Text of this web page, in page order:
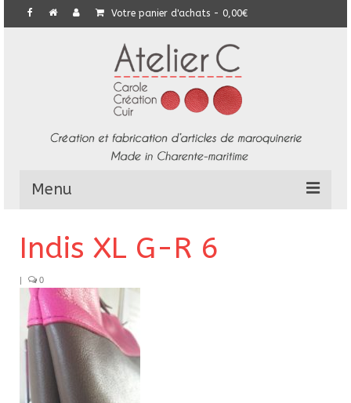
Votre panier d'achats - 0,00€
Menu
L’Atelier
Commandes particulières
E-Boutique
Pour acheter
Contact
Indis XL G-R 6
| 0